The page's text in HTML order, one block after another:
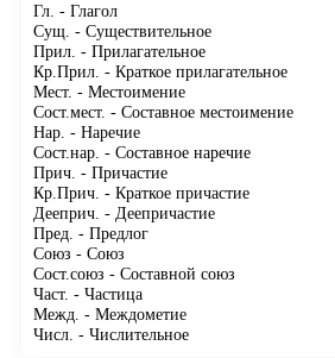
Гл. - Глагол
Сущ. - Существительное
Прил. - Прилагательное
Кр.Прил. - Краткое прилагательное
Мест. - Местоимение
Сост.мест. - Составное местоимение
Нар. - Наречие
Сост.нар. - Составное наречие
Прич. - Причастие
Кр.Прич. - Краткое причастие
Дееприч. - Деепричастие
Пред. - Предлог
Союз - Союз
Сост.союз - Составной союз
Част. - Частица
Межд. - Междометие
Числ. - Числительное